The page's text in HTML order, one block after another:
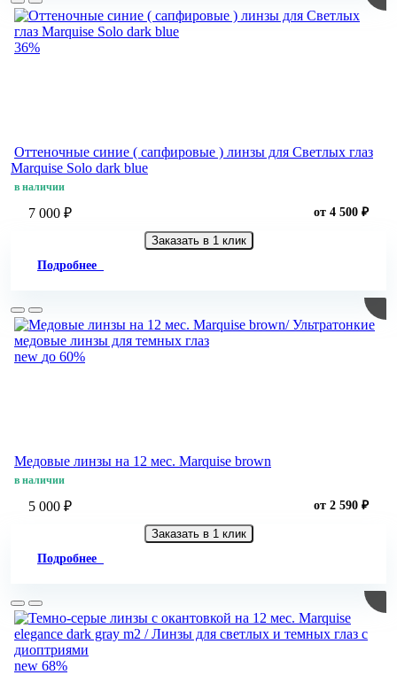
36%
Оттеночные синие ( сапфировые ) линзы для Светлых глаз
Marquise Solo dark blue
в наличии
7 000 ₽ от 4 500 ₽
Заказать в 1 клик
Подробнее
new до 60%
Медовые линзы на 12 мес. Marquise brown
в наличии
5 000 ₽ от 2 590 ₽
Заказать в 1 клик
Подробнее
new 68%